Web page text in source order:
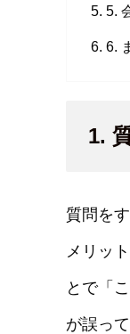
5.
6.
1.
質問を
メリッ
とで「
が誤っ